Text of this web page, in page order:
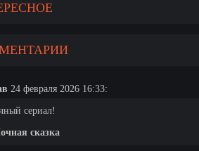
24 февраля 2026 16:33:
сериал!
сказка